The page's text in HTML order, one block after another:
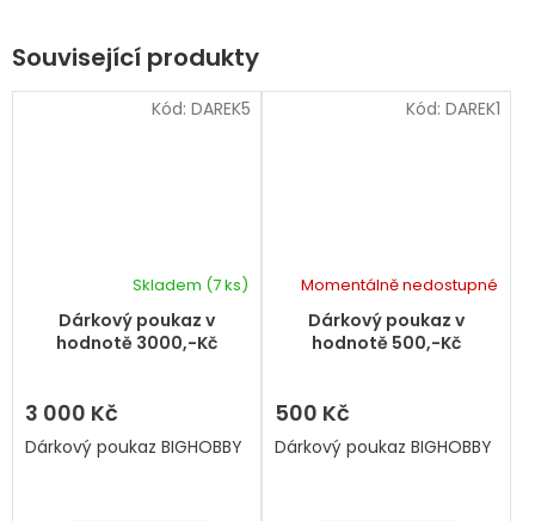
Související produkty
Dárkový poukaz v
hodnotě 3000,-Kč
Skladem (7 ks)
3 000 Kč
Dárkový poukaz BIGHOBBY
Kód: DAREK5
Dárkový poukaz v
hodnotě 500,-Kč
Momentálně nedostupné
500 Kč
Dárkový poukaz BIGHOBBY
Kód: DAREK1